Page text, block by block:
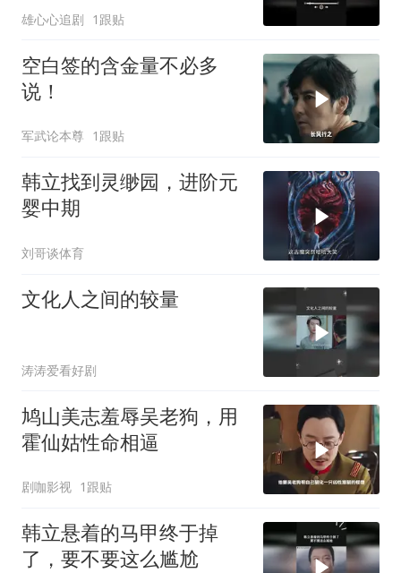
雄心心追剧 1跟贴
空白签的含金量不必多
说！
军武论本尊 1跟贴
韩立找到灵缈园，进阶元
婴中期
刘哥谈体育
文化人之间的较量
涛涛爱看好剧
鸠山美志羞辱吴老狗，用
霍仙姑性命相逼
剧咖影视 1跟贴
韩立悬着的马甲终于掉
了，要不要这么尴尬